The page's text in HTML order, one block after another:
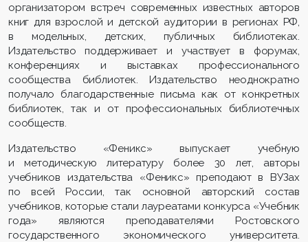
организатором встреч современных известных авторов
книг для взрослой и детской аудитории в регионах РФ,
в модельных, детских, публичных библиотеках.
Издательство поддерживает и участвует в форумах,
конференциях и выставках профессионального
сообщества библиотек. Издательство неоднократно
получало благодарственные письма как от конкретных
библиотек, так и от профессиональных библиотечных
сообществ.
Издательство «Феникс» выпускает учебную
и методическую литературу более 30 лет, авторы
учебников издательства «Феникс» преподают в ВУЗах
по всей России, так основной авторский состав
учебников, которые стали лауреатами конкурса «Учебник
года» являются преподавателями Ростовского
государственного экономического университета.